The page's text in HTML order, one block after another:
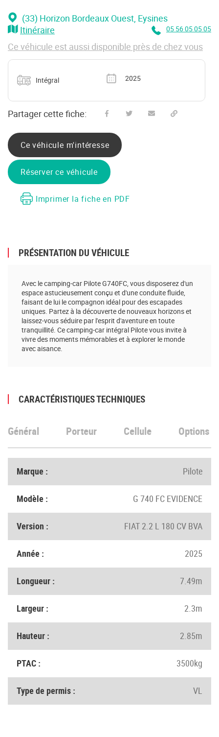
(33) Horizon Bordeaux Ouest , Eysines
Itinéraire
05 56 05 05 05
Ce véhicule est aussi disponible près de chez vous
Catégorie
Intégral
Année
2025
Partager cette fiche:
Ce véhicule m'intéresse
Réserver ce véhicule
Imprimer la fiche en PDF
PRÉSENTATION DU VÉHICULE
Avec le camping-car Pilote G740FC, vous disposerez d'un
espace astucieusement conçu et d'une conduite fluide,
faisant de lui le compagnon idéal pour des escapades
uniques. Partez à la découverte de nouveaux horizons et
laissez-vous séduire par l'esprit d'aventure en toute
tranquillité. Ce camping-car intégral Pilote vous invite à
vivre des moments mémorables et à explorer le monde
avec aisance.
CARACTÉRISTIQUES TECHNIQUES
Général Porteur Cellule Options
Marque : Pilote
Modèle : G 740 FC EVIDENCE
Version : FIAT 2.2 L 180 CV BVA
Année : 2025
Longueur : 7.49m
Largeur : 2.3m
Hauteur : 2.85m
PTAC : 3500kg
Type de permis : VL